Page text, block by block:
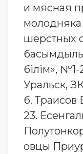
и мясная
шерстных
білім», №1-
Уральск,
б. Траисов
23.
овцы